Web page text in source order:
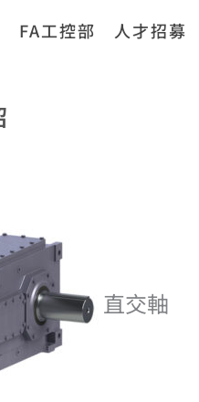
FA工控部 人才招募
直交軸